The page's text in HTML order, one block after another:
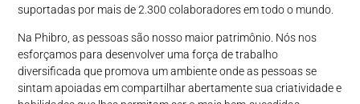
suportadas por mais de 2.300 colaboradores em todo o mundo.
Na Phibro, as pessoas são nosso maior patrimônio. Nós nos
esforçamos para desenvolver uma força de trabalho
diversificada que promova um ambiente onde as pessoas se
sintam apoiadas em compartilhar abertamente sua criatividade e